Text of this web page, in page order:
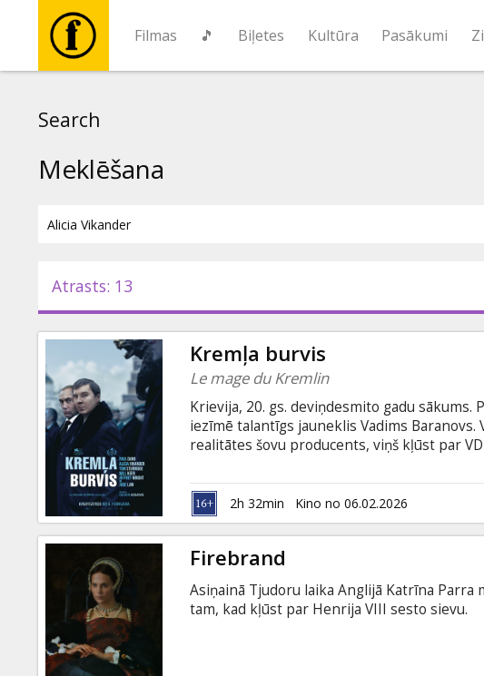
Filmas 🎵 Biļetes Kultūra Pasākumi
Pasākumi
Ziņas
Dāvanu
kartes
Uzkodas
B2B
Kino
Klubs
Search
Meklēšana
Atrasts: 13
Kremļa burvis
Le mage du Kremlin
Krievija, 20. gs. deviņdesmito gadu sākums.
iezīmē talantīgs jauneklis Vadims
realitātes šovu producents, viņš kļūst par
starp patiesību un meliem, ticību un
atklāj patiesību par režīma, kuru viņš
angļu valodā ar subtitriem latviešu un krievu
2h 32min Kino no 06.02.2026
Firebrand
Asiņainā Tjudoru laika Anglijā Katrīna
tam, kad kļūst par Henrija VIII sesto sievu.